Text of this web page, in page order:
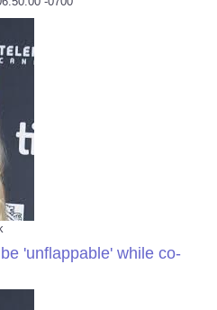
'unflappable' while co-